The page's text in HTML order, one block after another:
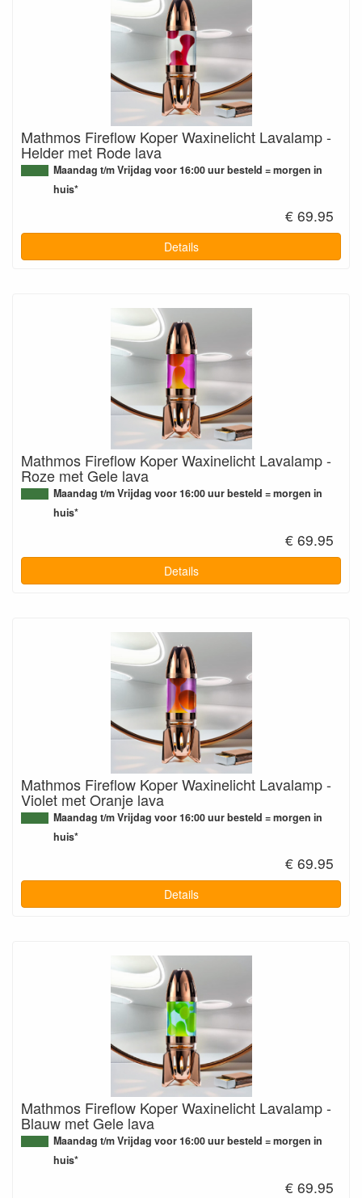
Mathmos Fireflow Koper Waxinelicht Lavalamp -
Helder met Rode lava
Maandag t/m Vrijdag voor 16:00 uur besteld = morgen in
huis*
€ 69.95
Details
Mathmos Fireflow Koper Waxinelicht Lavalamp -
Roze met Gele lava
Maandag t/m Vrijdag voor 16:00 uur besteld = morgen in
huis*
€ 69.95
Details
Mathmos Fireflow Koper Waxinelicht Lavalamp -
Violet met Oranje lava
Maandag t/m Vrijdag voor 16:00 uur besteld = morgen in
huis*
€ 69.95
Details
Mathmos Fireflow Koper Waxinelicht Lavalamp -
Blauw met Gele lava
Maandag t/m Vrijdag voor 16:00 uur besteld = morgen in
huis*
€ 69.95